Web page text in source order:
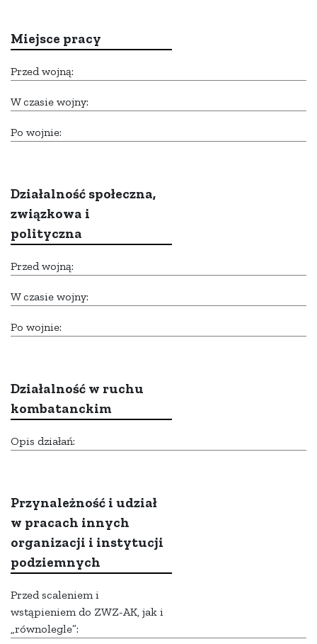
Miejsce pracy
Przed wojną:
W czasie wojny:
Po wojnie:
Działalność społeczna,
związkowa i
polityczna
Przed wojną:
W czasie wojny:
Po wojnie:
Działalność w ruchu
kombatanckim
Opis działań:
Przynależność i udział
w pracach innych
organizacji i instytucji
podziemnych
Przed scaleniem i
wstąpieniem do ZWZ-AK, jak i
„równolegle”: